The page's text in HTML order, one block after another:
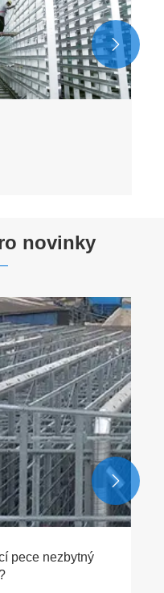

novinky
pro výrobu
